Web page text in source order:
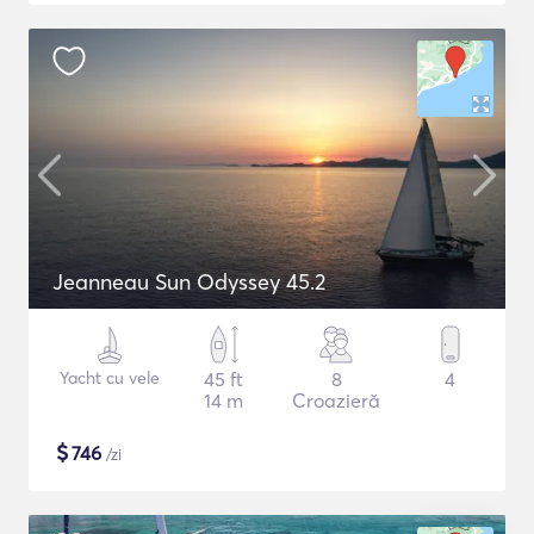
Jeanneau Sun Odyssey 45.2
Yacht cu vele
45 ft
14 m
8
Croazieră
4
$746 /zi